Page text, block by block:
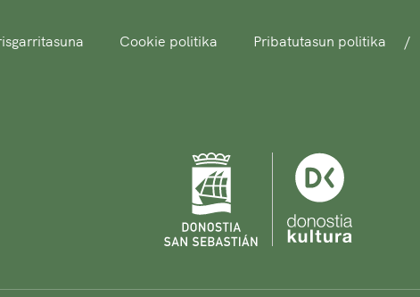
Cookie politika Pribatutasun politika